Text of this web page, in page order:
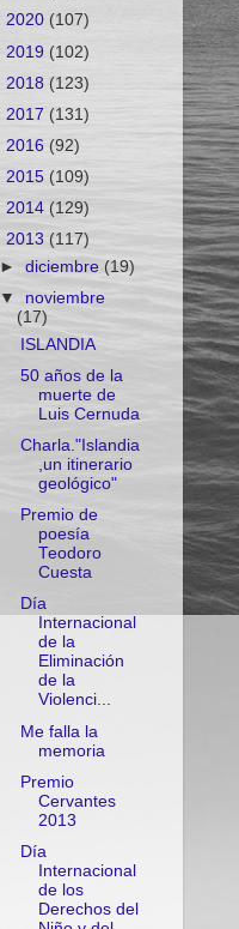
2020 (107)
2019 (102)
2018 (123)
2017 (131)
2016 (92)
2015 (109)
2014 (129)
2013 (117)
►diciembre (19)
▼ noviembre
(17)
ISLANDIA
50 años de la
muerte de
Luis Cernuda
Charla."Islandia
,un itinerario
geológico"
Premio de
poesía
Teodoro
Cuesta
Día
Internacional
de la
Eliminación
de la
Violenci...
Me falla la
memoria
Premio
Cervantes
2013
Día
Internacional
de los
Derechos del